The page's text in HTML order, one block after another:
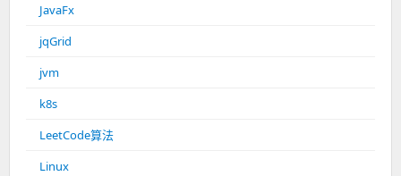
JavaFx
jqGrid
jvm
k8s
LeetCode算法
Linux